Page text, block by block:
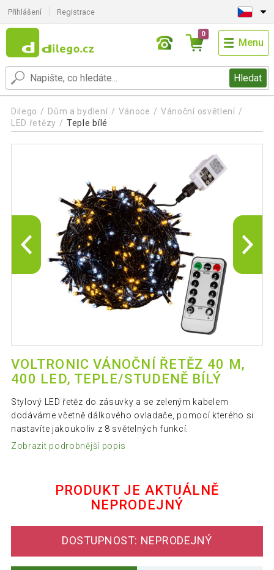
Přihlášení Registrace
Hledat
0
Menu
Dilego Dům a bydlení Vánoce
Vánoční osvětlení
LED řetězy
Teple bílé
VOLTRONIC VÁNOČNÍ ŘETĚZ 40 M,
400 LED, TEPLE/STUDENĚ BÍLÝ
Stylový LED řetěz do zásuvky a se zeleným kabelem
dodáváme včetně dálkového ovladače, pomocí kterého si
nastavíte jakoukoliv z 8 světelných funkcí.
Zobrazit podrobnější popis
PRODUKT JE AKTUÁLNĚ
NEPRODEJNÝ
DOSTUPNOST: NEPRODEJNÝ